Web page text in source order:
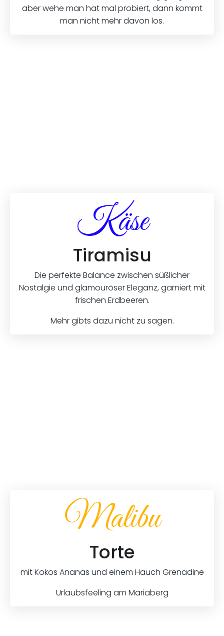
aber wehe man hat mal probiert, dann kommt
man nicht mehr davon los.
Käse
Tiramisu
Die perfekte Balance zwischen süßlicher
Nostalgie und glamouröser Eleganz, garniert mit
frischen Erdbeeren.
Mehr gibts dazu nicht zu sagen.
Malibu
Torte
mit Kokos Ananas und einem Hauch Grenadine
Urlaubsfeeling am Mariaberg